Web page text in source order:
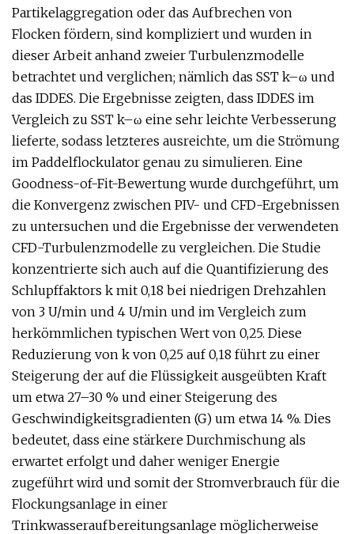
Partikelaggregation oder das Aufbrechen von
Flocken fördern, sind kompliziert und wurden in
dieser Arbeit anhand zweier Turbulenzmodelle
betrachtet und verglichen; nämlich das SST k–ω und
das IDDES. Die Ergebnisse zeigten, dass IDDES im
Vergleich zu SST k–ω eine sehr leichte Verbesserung
lieferte, sodass letzteres ausreichte, um die Strömung
im Paddelflockulator genau zu simulieren. Eine
Goodness-of-Fit-Bewertung wurde durchgeführt, um
die Konvergenz zwischen PIV- und CFD-Ergebnissen
zu untersuchen und die Ergebnisse der verwendeten
CFD-Turbulenzmodelle zu vergleichen. Die Studie
konzentrierte sich auch auf die Quantifizierung des
Schlupffaktors k mit 0,18 bei niedrigen Drehzahlen
von 3 U/min und 4 U/min und im Vergleich zum
herkömmlichen typischen Wert von 0,25. Diese
Reduzierung von k von 0,25 auf 0,18 führt zu einer
Steigerung der auf die Flüssigkeit ausgeübten Kraft
um etwa 27–30 % und einer Steigerung des
Geschwindigkeitsgradienten (G) um etwa 14 %. Dies
bedeutet, dass eine stärkere Durchmischung als
erwartet erfolgt und daher weniger Energie
zugeführt wird und somit der Stromverbrauch für die
Flockungsanlage in einer
Trinkwasseraufbereitungsanlage möglicherweise